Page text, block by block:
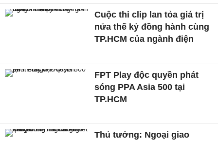
Cuộc thi clip lan tỏa giá trị
nửa thế kỷ đồng hành cùng
TP.HCM của ngành điện
FPT Play độc quyền phát
sóng PPA Asia 500 tại
TP.HCM
Thủ tướng: Ngoại giao